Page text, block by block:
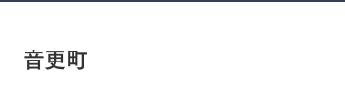
音更町